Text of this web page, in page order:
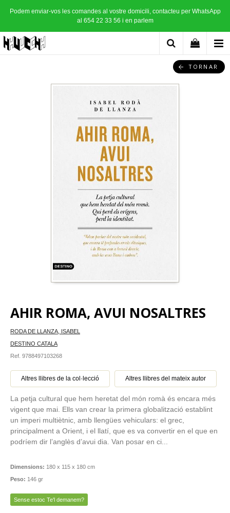
Podem enviar-vos les comandes al vostre domicili, contacteu per WhatsApp
al 654 22 33 56 i en parlem
TORNAR
AHIR ROMA, AVUI NOSALTRES
RODA DE LLANZA, ISABEL
DESTINO CATALA
Ref. 9788497103268
Altres llibres de la col·lecció Altres llibres del mateix autor
La petja cultural que hem heretat del món romà és encara més
vigent que mai. Ells van crear la primera globalització establint
un imperi multiètnic, amb llengües vehiculars: el grec,
principalment a Orient, i el llatí, que es va convertir en el que en
podríem dir l’anglès d’avui dia. Van posar en ci...
Dimensions: 180 x 115 x 180 cm
Peso: 146 gr
Sense estoc Te'l demanem?